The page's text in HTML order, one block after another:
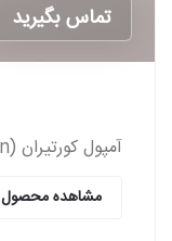
تماس بگیرید
مشاهده محصول